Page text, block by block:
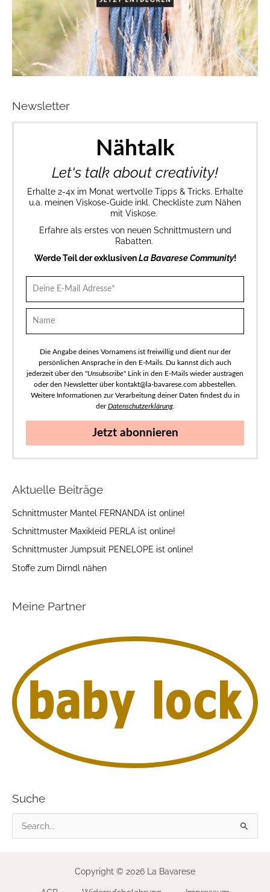
Newsletter
Nähtalk
Let's talk about creativity!
Erhalte 2-4x im Monat wertvolle Tipps & Tricks. Erhalte
u.a. meinen Viskose-Guide inkl. Checkliste zum Nähen
mit Viskose.
Erfahre als erstes von neuen Schnittmustern und
Rabatten.
Werde Teil der exklusivenLa Bavarese Community!
Die Angabe deines Vornamens ist freiwillig und dient nur der
persönlichen Ansprache in den E-Mails. Du kannst dich auch
jederzeit über den "Unsubscribe" Link in den E-Mails wieder austragen
oder den Newsletter über kontakt@la-bavarese.com abbestellen.
Weitere Informationen zur Verarbeitung deiner Daten findest du in
derDatenschutzerklärung.
Jetzt abonnieren
Aktuelle Beiträge
Schnittmuster Mantel FERNANDA ist online!
Schnittmuster Maxikleid PERLA ist online!
Schnittmuster Jumpsuit PENELOPE ist online!
Stoffe zum Dirndl nähen
Meine Partner
Suche
Copyright © 2026 La Bavarese